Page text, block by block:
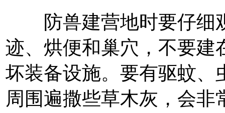
防兽建营地时要仔细
迹、烘便和巢穴，不要建
坏装备设施。要有驱蚊、
周围遍撒些草木灰，会